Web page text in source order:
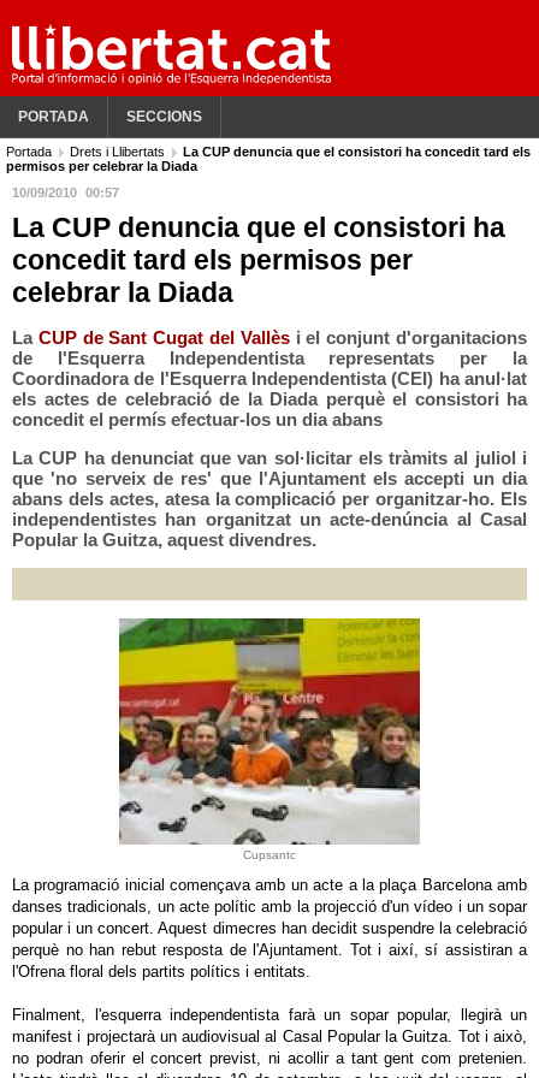
PORTADA SECCIONS
Portada Drets i Llibertats
La CUP denuncia que el consistori ha concedit tard els
permisos per celebrar la Diada
10/09/2010 00:57
La CUP denuncia que el consistori ha
concedit tard els permisos per
celebrar la Diada
La CUP de Sant Cugat del Vallèsi el conjunt d'organitacions
de l'Esquerra Independentista representats per la
Coordinadora de l'Esquerra Independentista (CEI) ha anul·lat
els actes de celebració de la Diada perquè el consistori ha
concedit el permís efectuar-los un dia abans
La CUP ha denunciat que van sol·licitar els tràmits al juliol i
que 'no serveix de res' que l'Ajuntament els accepti un dia
abans dels actes, atesa la complicació per organitzar-ho. Els
independentistes han organitzat un acte-denúncia al Casal
Popular la Guitza, aquest divendres.
Cupsantc
La programació inicial començava amb un acte a la plaça Barcelona amb
danses tradicionals, un acte polític amb la projecció d'un vídeo i un sopar
popular i un concert. Aquest dimecres han decidit suspendre la celebració
perquè no han rebut resposta de l'Ajuntament. Tot i així, sí assistiran a
l'Ofrena floral dels partits polítics i entitats.
Finalment, l'esquerra independentista farà un sopar popular, llegirà un
manifest i projectarà un audiovisual al Casal Popular la Guitza. Tot i això,
no podran oferir el concert previst, ni acollir a tant gent com pretenien.